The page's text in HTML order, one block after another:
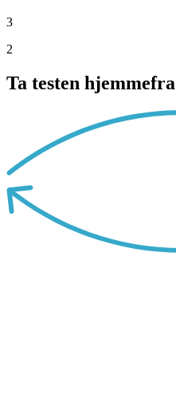
3
2
Ta testen hjemmefra